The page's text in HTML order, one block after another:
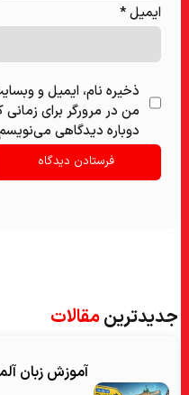
ایمیل*
ذخیره نام، ایمیل و وبسایت
من در مرورگر برای زمانی که
دوباره دیدگاهی می‌نویسم.
جدیدترینمقالات
آموزش زبان